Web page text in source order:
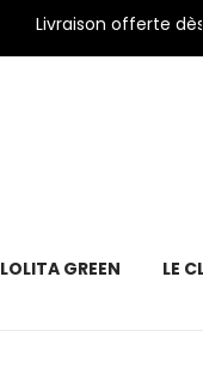
Livraison offerte
LOLITA GREEN LE